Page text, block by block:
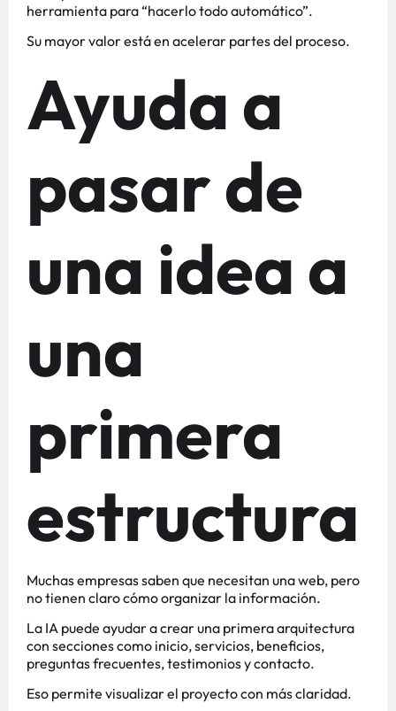
herramienta para “hacerlo todo automático”.
Su mayor valor está en acelerar partes del proceso.
Ayuda a
pasar de
una idea a
una
primera
estructura
Muchas empresas saben que necesitan una web, pero
no tienen claro cómo organizar la información.
La IA puede ayudar a crear una primera arquitectura
con secciones como inicio, servicios, beneficios,
preguntas frecuentes, testimonios y contacto.
Eso permite visualizar el proyecto con más claridad.